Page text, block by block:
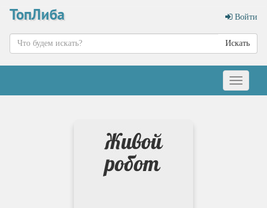
ТопЛиба Войти
Искать
Меню